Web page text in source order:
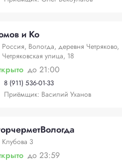
и Ко
Россия, Вологда, деревня Четряково,
Четряковская улица, 18
до 21:00
8 (911) 536-01-33
Приёмщик: Василий Уханов
Клубова 3
до 23:59